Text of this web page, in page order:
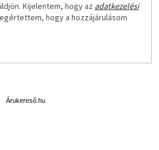
Kijelentem, hogy az adatkezelési
hogy a hozzájárulásom
Árukereső.hu